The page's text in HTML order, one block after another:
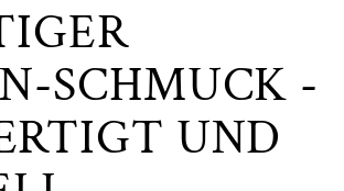
SCHMUCK -
UND